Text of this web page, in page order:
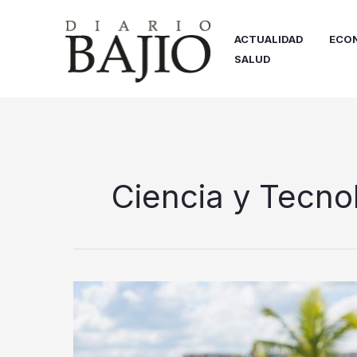
ACTUALIDAD
SALUD
Ciencia y
La
redefine
la